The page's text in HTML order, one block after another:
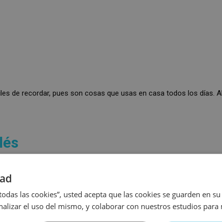
de recordar, pues son cosas que usas en casa todos los días.
el vocabulario sobre los objetos de la clase en inglés nunca
referirte a muchos objetos, una lista que quizás se vea
nos parecen más útiles.
las cookies”, usted acepta que las cookies se guarden en
el uso del mismo, y colaborar con nuestros estudios para